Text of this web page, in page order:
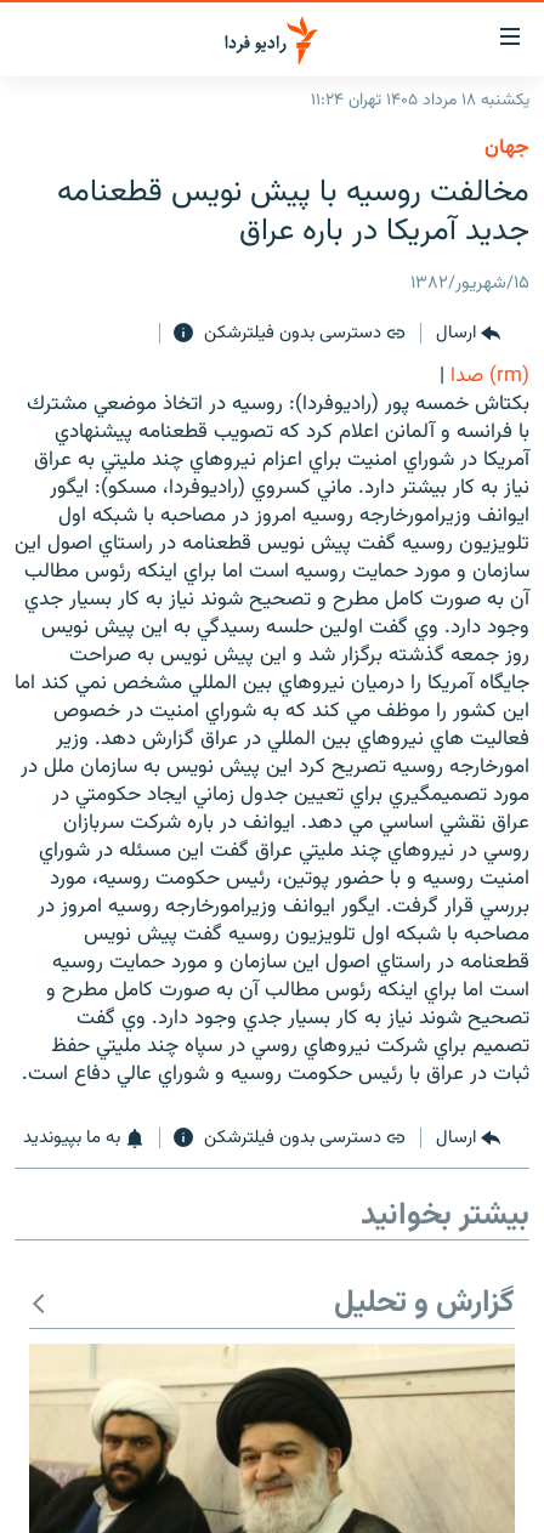
لینک‌های
قابلیت
دسترسی
بازگشت
منوی
اصلی
رفتن
صفحه
جستجو
ایران
برنامه‌های رادیویی
فرکانس‌ها
پادکست
چندرسانه‌ای
گزارش‌های تصویری
گزارش‌های ویدئویی
زنان فردا
English
به ما بپیوندید
زبان‌های دیگر
یکشنبه ۱۸ مرداد ۱۴۰۵ تهران ۱۱:۲۴
جهان
مخالفت روسيه با پيش نويس قطعنامه
جديد آمريكا در باره عراق
۱۵/شهریور/۱۳۸۲
ارسال
دسترسی بدون فیلترشکن
(rm) صدا
|
بكتاش خمسه پور (راديوفردا): روسيه در اتخاذ موضعي مشترك
با فرانسه و آلمانن اعلام كرد كه تصويب قطعنامه پيشنهادي
آمريكا در شوراي امنيت براي اعزام نيروهاي چند مليتي به عراق
نياز به كار بيشتر دارد. ماني كسروي (راديوفردا، مسكو): ايگور
ايوانف وزيرامورخارجه روسيه امروز در مصاحبه با شبكه اول
تلويزيون روسيه گفت پيش نويس قطعنامه در راستاي اصول اين
سازمان و مورد حمايت روسيه است اما براي اينكه رئوس مطالب
آن به صورت كامل مطرح و تصحيح شوند نياز به كار بسيار جدي
وجود دارد. وي گفت اولين حلسه رسيدگي به اين پيش نويس
روز جمعه گذشته برگزار شد و اين پيش نويس به صراحت
جايگاه آمريكا را درميان نيروهاي بين المللي مشخص نمي كند اما
اين كشور را موظف مي كند كه به شوراي امنيت در خصوص
فعاليت هاي نيروهاي بين المللي در عراق گزارش دهد. وزير
امورخارجه روسيه تصريح كرد اين پيش نويس به سازمان ملل در
مورد تصميمگيري براي تعيين جدول زماني ايجاد حكومتي در
عراق نقشي اساسي مي دهد. ايوانف در باره شركت سربازان
روسي در نيروهاي چند مليتي عراق گفت اين مسئله در شوراي
امنيت روسيه و با حضور پوتين، رئيس حكومت روسيه، مورد
بررسي قرار گرفت. ايگور ايوانف وزيرامورخارجه روسيه امروز در
مصاحبه با شبكه اول تلويزيون روسيه گفت پيش نويس
قطعنامه در راستاي اصول اين سازمان و مورد حمايت روسيه
است اما براي اينكه رئوس مطالب آن به صورت كامل مطرح و
تصحيح شوند نياز به كار بسيار جدي وجود دارد. وي گفت
تصميم براي شركت نيروهاي روسي در سپاه چند مليتي حفظ
ثبات در عراق با رئيس حكومت روسيه و شوراي عالي دفاع است.
ارسال دسترسی بدون فیلترشکن به ما بپیوندید
بیشتر بخوانید
گزارش و تحلیل